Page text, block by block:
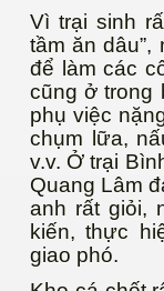
Vì trại sinh
tầm ăn
để làm các
cũng ở trong
phụ việc
chụm lữa,
v.v. Ở trại
Quang Lâm
anh rất giỏi,
kiến, thực
giao phó.
vằn Zebra